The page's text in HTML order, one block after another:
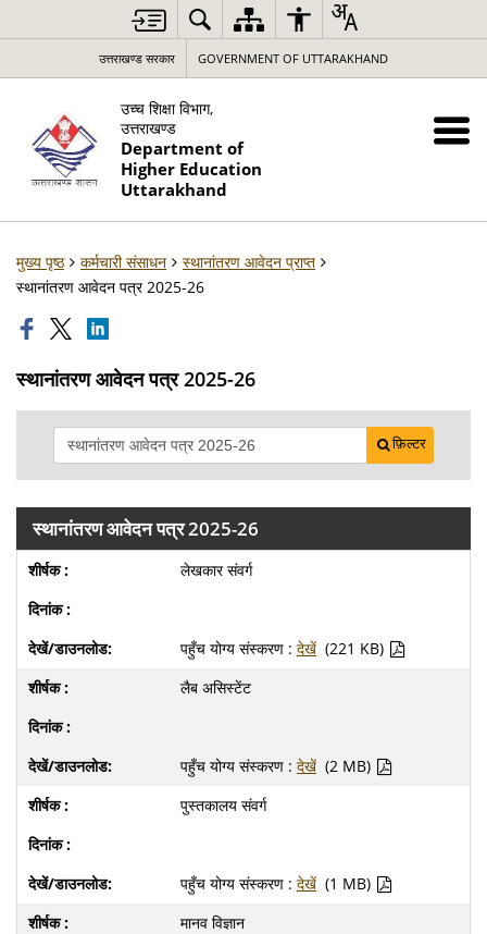
उत्तराखण्ड सरकार GOVERNMENT OF UTTARAKHAND
उच्च शिक्षा विभाग,
उत्तराखण्ड
Department of
Higher Education
Uttarakhand
मुख्य पृष्ठ कर्मचारी संसाधन
स्थानांतरण आवेदन प्राप्त
स्थानांतरण आवेदन पत्र 2025-26
स्थानांतरण आवेदन पत्र 2025-26
फ़िल्टर
स्थानांतरण आवेदन पत्र 2025-26
लेखकार संवर्ग
पहुँच योग्य संस्करण : देखें (221 KB)
लैब असिस्टेंट
पहुँच योग्य संस्करण : देखें (2 MB)
पुस्तकालय संवर्ग
पहुँच योग्य संस्करण : देखें (1 MB)
मानव विज्ञान